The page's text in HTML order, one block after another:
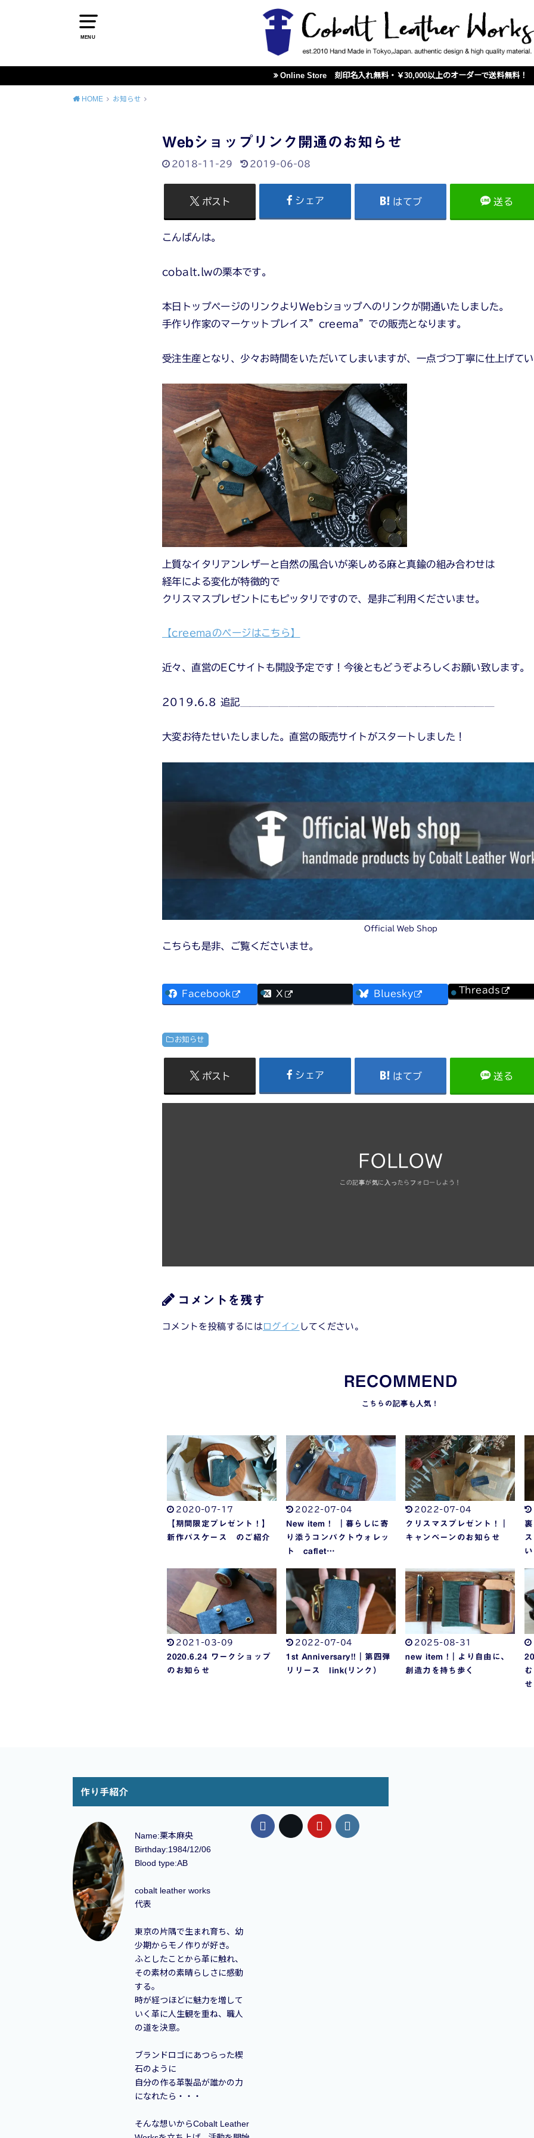
MENU
Online Store 刻印名入れ無料・￥30,000以上のオーダーで送料無料！
HOME お知らせ
Webショップリンク開通のお知らせ
2018-11-29 2019-06-08
ポスト シェア はてブ 送る
こんばんは。
cobalt.lwの栗本です。
本日トップページのリンクよりWebショップへのリンクが開通いたしました。
手作り作家のマーケットプレイス”creema”での販売となります。
受注生産となり、少々お時間をいただいてしまいますが、一点づつ丁寧に仕上げて
上質なイタリアンレザーと自然の風合いが楽しめる麻と真鍮の組み合わせは
経年による変化が特徴的で
クリスマスプレゼントにもピッタリですので、是非ご利用くださいませ。
【creemaのページはこちら】
近々、直営のECサイトも開設予定です！今後ともどうぞよろしくお願い致します。
2019.6.8 追記＿＿＿＿＿＿＿＿＿＿＿＿＿＿＿＿＿＿＿＿＿＿＿＿＿＿
大変お待たせいたしました。直営の販売サイトがスタートしました！
Official Web Shop
こちらも是非、ご覧くださいませ。
Facebook X Bluesky Threads
お知らせ
ポスト シェア はてブ 送る
FOLLOW
コメントを残す
コメントを投稿するには ログイン してください。
RECOMMEND
2020-07-17
【期間限定プレゼント！】
新作パスケース のご紹介
2022-07-04
New item！ ｜暮らしに寄
り添うコンパクトウォレッ
ト caflet…
2022-07-04
クリスマスプレゼント！｜
キャンペーンのお知らせ
2021-03-09
2020.6.24 ワークショップ
のお知らせ
2022-07-04
1st Anniversary!!｜第四弾
リリース link(リンク）
2025-08-31
new item !｜より自由に、
創造力を持ち歩く
せ
作り手紹介
Name:栗本麻央
Birthday:1984/12/06
Blood type:AB
cobalt leather works
代表
東京の片隅で生まれ育ち、幼
少期からモノ作りが好き。
ふとしたことから革に触れ、
その素材の素晴らしさに感動
する。
時が経つほどに魅力を増して
いく革に人生観を重ね、職人
の道を決意。
ブランドロゴにあつらった楔
石のように
自分の作る革製品が誰かの力
になれたら・・・
そんな想いからCobalt Leather